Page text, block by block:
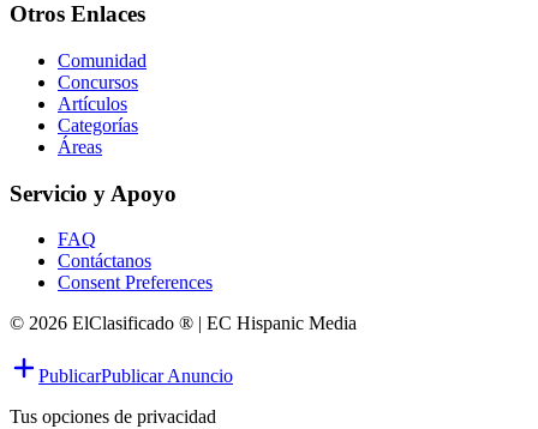
Otros Enlaces
Comunidad
Concursos
Artículos
Categorías
Áreas
Servicio y Apoyo
FAQ
Contáctanos
Consent Preferences
© 2026 ElClasificado ® | EC Hispanic Media
PublicarPublicar Anuncio
Tus opciones de privacidad